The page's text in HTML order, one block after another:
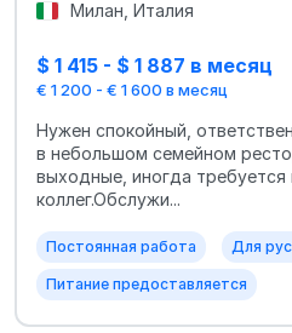
Милан, Италия
$ 1 415 - $ 1 887 в месяц
€ 1 200 - € 1 600 в месяц
Нужен спокойный,
в небольшом семейном
выходные, иногда требуется
коллег.Обслужи...
Постоянная работа Для
Питание предоставляется